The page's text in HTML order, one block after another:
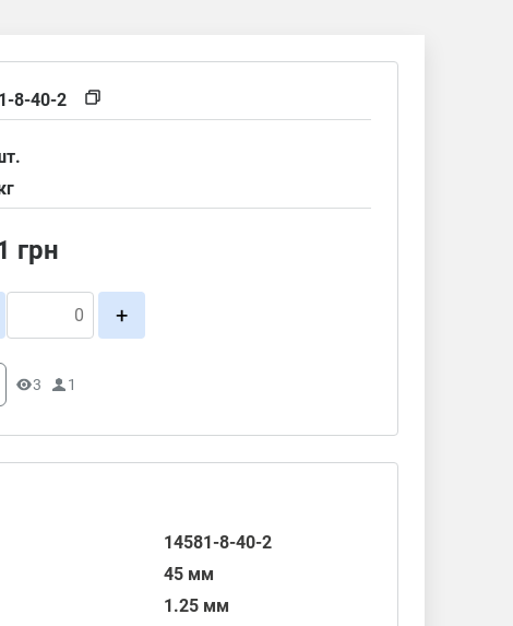
8-40-2
грн
+
3 1
14581-8-40-2
45 мм
1.25 мм